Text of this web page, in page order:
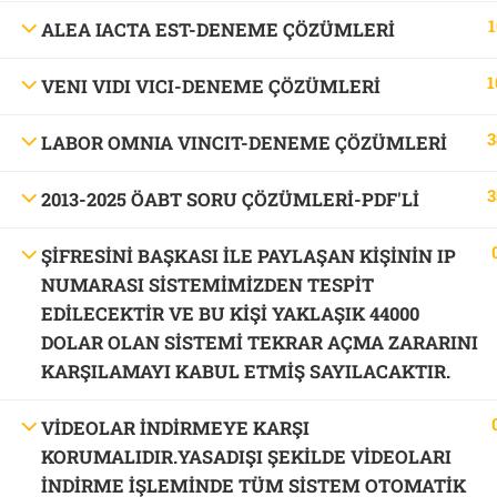
ALEA IACTA EST-DENEME ÇÖZÜMLERİ
VENI VIDI VICI-DENEME ÇÖZÜMLERİ
LABOR OMNIA VINCIT-DENEME ÇÖZÜMLERİ
2013-2025 ÖABT SORU ÇÖZÜMLERİ-PDF'LI
ŞİFRESİNİ BAŞKASI İLE PAYLAŞAN KİŞİNİN IP
NUMARASI SİSTEMİMİZDEN TESPİT
EDİLECEKTİR VE BU KİŞİ YAKLAŞIK 44000
DOLAR OLAN SİSTEMİ TEKRAR AÇMA ZARARINI
KARŞILAMAYI KABUL ETMİŞ SAYILACAKTIR.
VİDEOLAR İNDİRMEYE KARŞI
KORUMALIDIR.YASADIŞI ŞEKİLDE VİDEOLARI
İNDİRME İŞLEMİNDE TÜM SİSTEM OTOMATİK